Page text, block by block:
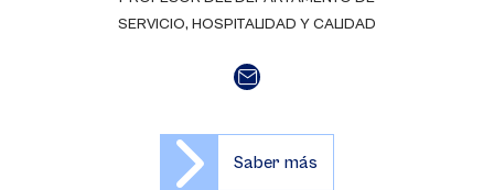
SERVICIO, HOSPITALIDAD Y CALIDAD
Saber más